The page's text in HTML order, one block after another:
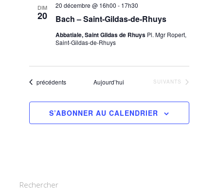
DIM
20 Bach – Saint-Gildas-de-Rhuys
20 décembre @ 16h00 - 17h30
Abbatiale, Saint Gildas de Rhuys Pl. Mgr Ropert,
Saint-Gildas-de-Rhuys
Évènements
précédents Aujourd’hui ÉVÈNEMENTS
SUIVANTS
S’ABONNER AU CALENDRIER
Rechercher